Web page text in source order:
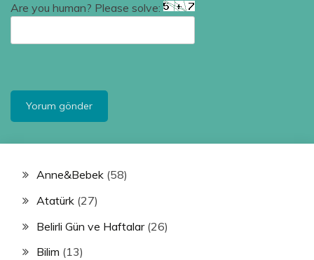
Are you human? Please solve:
Anne&Bebek (58)
Atatürk (27)
Belirli Gün ve Haftalar(26)
Bilim (13)